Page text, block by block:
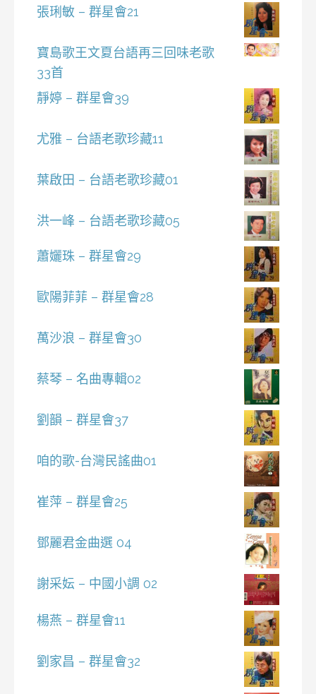
張琍敏 – 群星會21
寶島歌王文夏台語再三回味老歌
33首
靜婷 – 群星會39
尤雅 – 台語老歌珍藏11
葉啟田 – 台語老歌珍藏01
洪一峰 – 台語老歌珍藏05
蕭孋珠 – 群星會29
歐陽菲菲 – 群星會28
萬沙浪 – 群星會30
蔡琴 – 名曲專輯02
劉韻 – 群星會37
咱的歌-台灣民謠曲01
崔萍 – 群星會25
鄧麗君金曲選 04
謝采妘 – 中國小調 02
楊燕 – 群星會11
劉家昌 – 群星會32